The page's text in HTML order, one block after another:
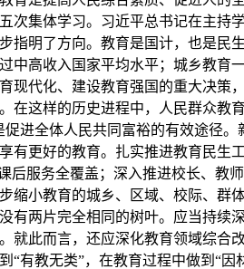
次集体学习。习近平总书记在主持
指明了方向。教育是国计，也是民
中高收入国家平均水平；城乡教
现代化、建设教育强国的重大决策
在这样的历史进程中，人民群众
进全体人民共同富裕的有效途径
有更好的教育。扎实推进教育民
后服务全覆盖；深入推进校长、教
缩小教育的城乡、区域、校际、
有两片完全相同的树叶。应当持
就此而言，还应深化教育领域综
“有教无类”，在教育过程中做到“